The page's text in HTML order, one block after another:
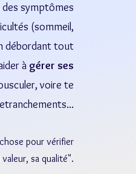
symptômes
(sommeil,
débordant tout
à gérer ses
voire te
pour vérifier
valeur, sa qualité".